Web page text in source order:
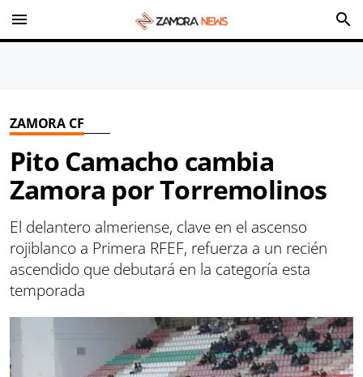
menu search
ZAMORA CF
Pito Camacho cambia
Zamora por Torremolinos
El delantero almeriense, clave en el ascenso
rojiblanco a Primera RFEF, refuerza a un recién
ascendido que debutará en la categoría esta
temporada